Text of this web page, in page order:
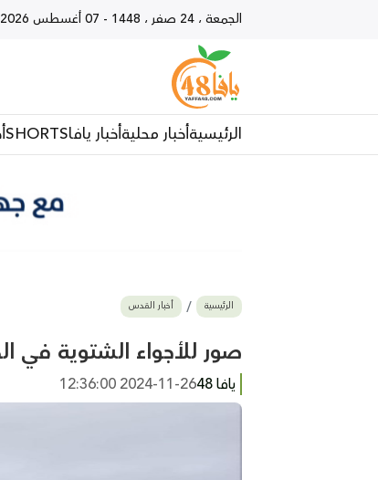
الجمعة ، 24 صفر ، 1448 - 07 أغسطس 2026
الرئيسيةأخبار محليةأخبار يافاSHORTS
الرئيسية أخبار القدس
صور للأجواء الشتوية في
يافا 48 2024-11-26 12:36:00